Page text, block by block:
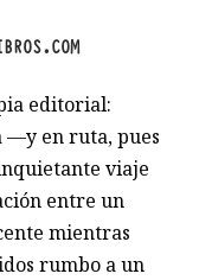
editorial:
—y en ruta, pues
viaje
entre un
mientras
rumbo a un